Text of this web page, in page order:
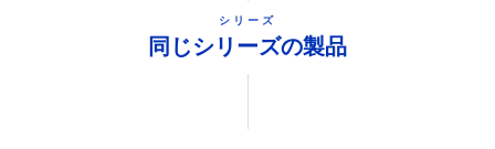
シリーズ
同じシリーズの製品